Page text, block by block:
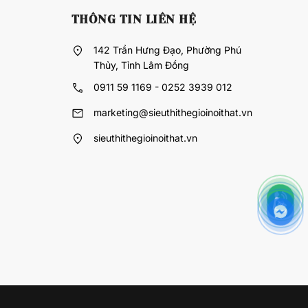
THÔNG TIN LIÊN HỆ
142 Trần Hưng Đạo, Phường Phú
Thủy, Tỉnh Lâm Đồng
0911 59 1169 - 0252 3939 012
marketing@sieuthithegioinoithat.vn
sieuthithegioinoithat.vn